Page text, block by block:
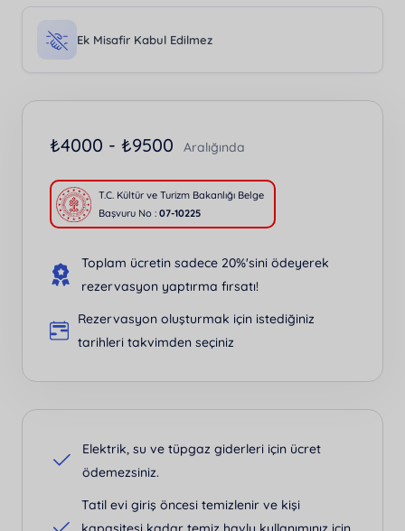
Ek Misafir Kabul Edilmez
₺4000 - ₺9500 Aralığında
T.C. Kültür ve Turizm Bakanlığı Belge
Başvuru No : 07-10225
Toplam ücretin sadece 20%'sini ödeyerek
rezervasyon yaptırma fırsatı!
Rezervasyon oluşturmak için istediğiniz
tarihleri takvimden seçiniz
Elektrik, su ve tüpgaz giderleri için ücret
ödemezsiniz.
Tatil evi giriş öncesi temizlenir ve kişi